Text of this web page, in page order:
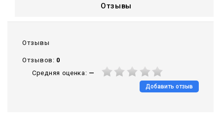
Отзывы
Отзывы
Отзывов: 0
Средняя оценка: —
Добавить отзыв